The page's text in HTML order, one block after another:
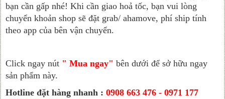
bạn cần gấp nhé! Khi cần giao hoả tốc, bạn vui lòng
chuyển khoản shop sẽ đặt grab/ ahamove, phí ship tính
theo app của bên vận chuyển.
Click ngay nút " Mua ngay"bên dưới để sở hữu ngay
sản phẩm này.
Hotline đặt hàng nhanh :0908 663 476 - 0971 177